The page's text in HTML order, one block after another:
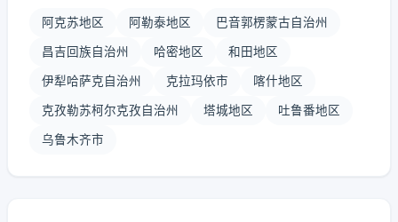
阿克苏地区 阿勒泰地区 巴音郭楞蒙古自治州
昌吉回族自治州 哈密地区 和田地区
伊犁哈萨克自治州 克拉玛依市 喀什地区
克孜勒苏柯尔克孜自治州 塔城地区 吐鲁番地区
乌鲁木齐市